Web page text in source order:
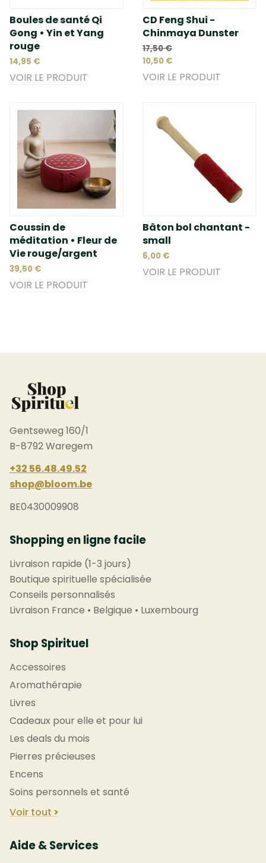
Boules de santé Qi
Gong • Yin et Yang
rouge
14,95 €
VOIR LE PRODUIT
CD Feng Shui -
Chinmaya Dunster
17,50 €
10,50 €
VOIR LE PRODUIT
Coussin de
méditation • Fleur de
Vie rouge/argent
39,50 €
VOIR LE PRODUIT
Bâton bol chantant -
small
6,00 €
VOIR LE PRODUIT
Gentseweg 160/1
B-8792 Waregem
+32 56.48.49.52
shop@bloom.be
BE0430009908
Shopping en ligne facile
Livraison rapide (1-3 jours)
Boutique spirituelle spécialisée
Conseils personnalisés
Livraison France • Belgique • Luxembourg
Shop Spirituel
Accessoires
Aromathérapie
Livres
Cadeaux pour elle et pour lui
Les deals du mois
Pierres précieuses
Encens
Soins personnels et santé
Voir tout
Aide & Services